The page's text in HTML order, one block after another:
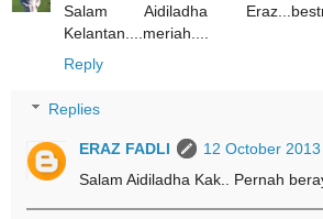
Salam Aidiladha
Kelantan....meriah....
Reply
Replies
ERAZ FADLI
12 October
Salam Aidiladha Kak.. Pernah